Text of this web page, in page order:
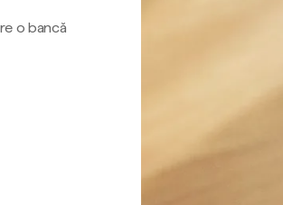
o bancă